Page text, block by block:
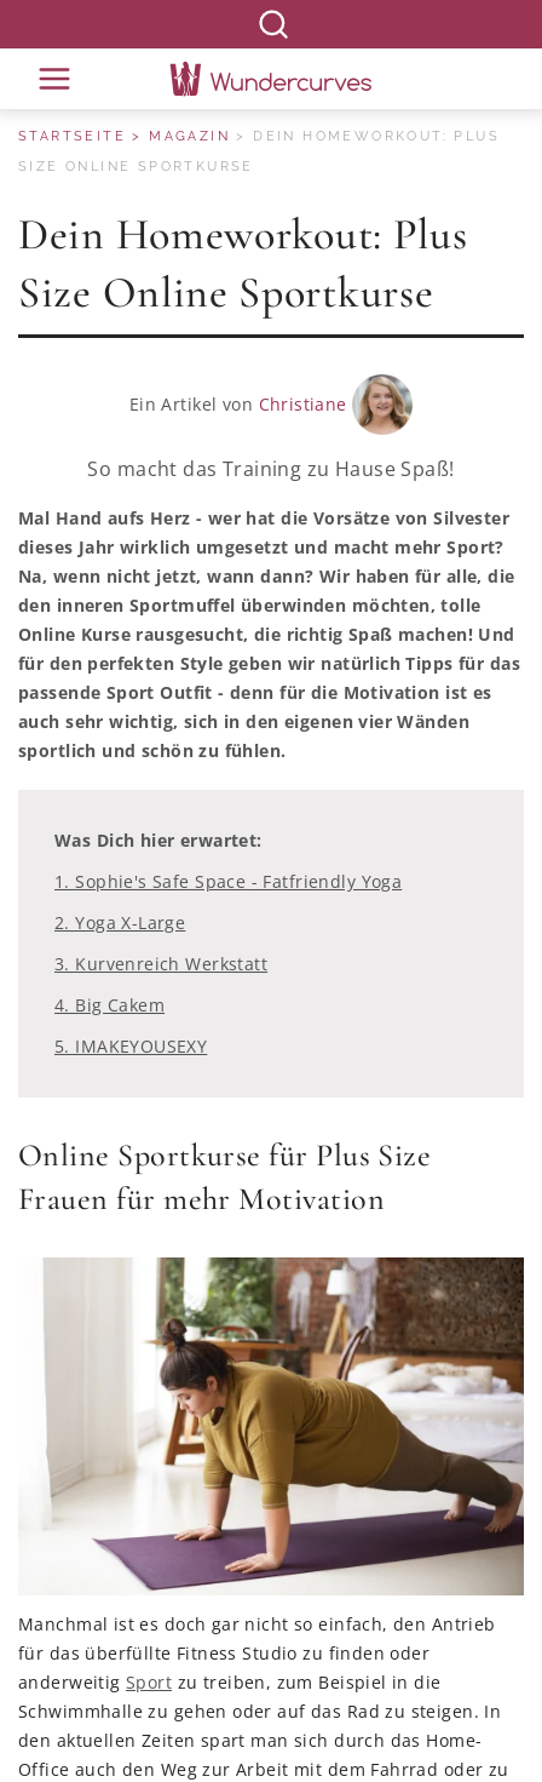
STARTSEITE MAGAZIN
DEIN HOMEWORKOUT: PLUS
SIZE ONLINE SPORTKURSE
Dein Homeworkout: Plus
Size Online Sportkurse
Ein Artikel von Christiane
So macht das Training zu Hause Spaß!
Mal Hand aufs Herz - wer hat die Vorsätze von Silvester
dieses Jahr wirklich umgesetzt und macht mehr Sport?
Na, wenn nicht jetzt, wann dann? Wir haben für alle, die
den inneren Sportmuffel überwinden möchten, tolle
Online Kurse rausgesucht, die richtig Spaß machen! Und
für den perfekten Style geben wir natürlich Tipps für das
passende Sport Outfit - denn für die Motivation ist es
auch sehr wichtig, sich in den eigenen vier Wänden
sportlich und schön zu fühlen.
Was Dich hier erwartet:
1. Sophie's Safe Space - Fatfriendly Yoga
2. Yoga X-Large
3. Kurvenreich Werkstatt
4. Big Cakem
5. IMAKEYOUSEXY
Online Sportkurse für Plus Size
Frauen für mehr Motivation
Manchmal ist es doch gar nicht so einfach, den Antrieb
für das überfüllte Fitness Studio zu finden oder
anderweitigSport zu treiben, zum Beispiel in die
Schwimmhalle zu gehen oder auf das Rad zu steigen. In
den aktuellen Zeiten spart man sich durch das Home-
Office auch den Weg zur Arbeit mit dem Fahrrad oder zu